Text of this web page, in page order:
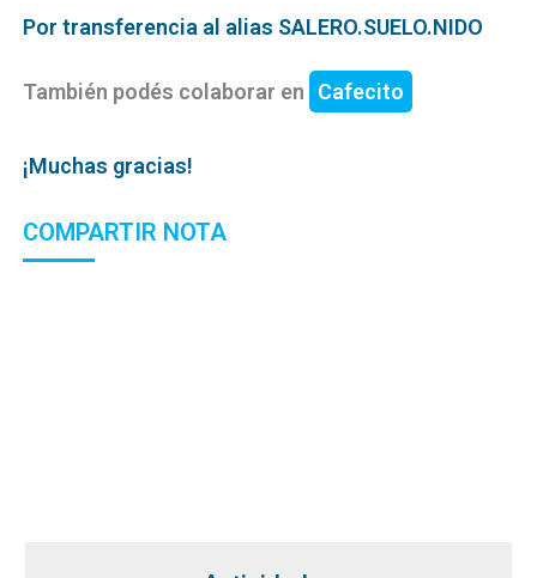
Por transferencia al alias SALERO.SUELO.NIDO
También podés colaborar en Cafecito
¡Muchas gracias!
COMPARTIR NOTA